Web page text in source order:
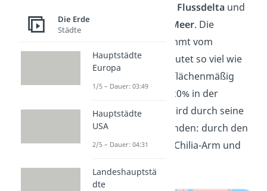
Flussdelta und
mündet ins
Schwarze Meer. Die
Bezeichnung Delta kommt vom
Griechischen und bedeutet so viel wie
. Davon liegen flächenmäßig
80% in Rumänien und 20% in der
Ukraine. Das Dreieck wird durch seine
drei Hauptarme
verbunden: durch den
Sankt Georg-Arm, den Chilia-Arm und
Die Erde
Städte
Hauptstädte
Europa
1/5 – Dauer: 03:49
Hauptstädte
USA
2/5 – Dauer: 04:31
Landeshauptstä
dte